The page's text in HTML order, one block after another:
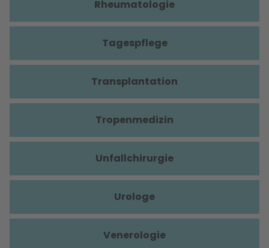
Rheumatologie
Tagespflege
Transplantation
Tropenmedizin
Unfallchirurgie
Urologe
Venerologie